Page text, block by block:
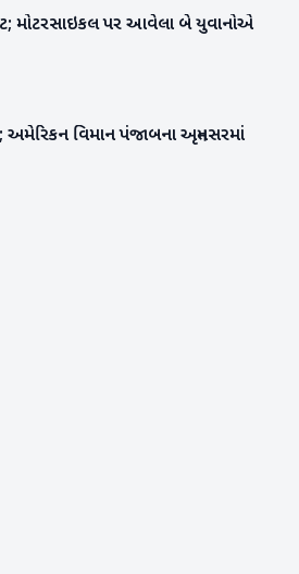
મોટરસાઇકલ પર આવેલા બે યુવાનોએ
વિમાન પંજાબના અમૃતસરમાં